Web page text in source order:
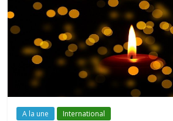
A la une International